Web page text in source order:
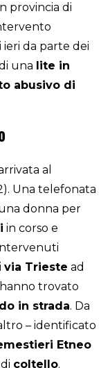
provincia di
da parte dei
una lite in
abusivo di
al
Una telefonata
donna per
in corso e
via Trieste ad
hanno trovato
in strada. Da
– identificato
Etneo
coltello.